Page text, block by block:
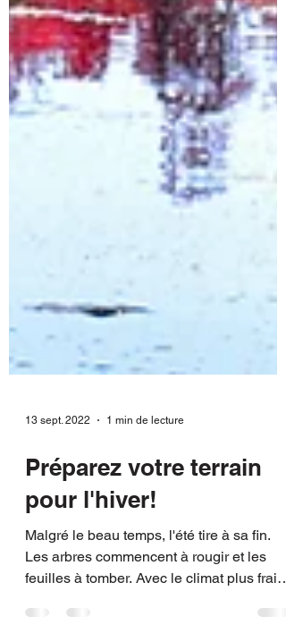
13 sept. 2022 1 min de lecture
Préparez votre terrain
pour l'hiver!
Malgré le beau temps, l'été tire à sa fin.